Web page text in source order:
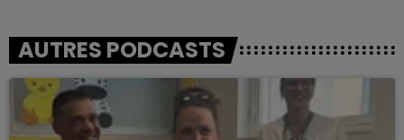
AUTRES PODCASTS